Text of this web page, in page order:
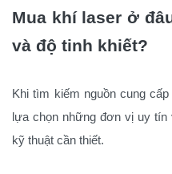
Mua khí laser ở
và độ tinh khiết?
Khi tìm kiếm nguồn cung
lựa chọn những đơn vị uy
kỹ thuật cần thiết.